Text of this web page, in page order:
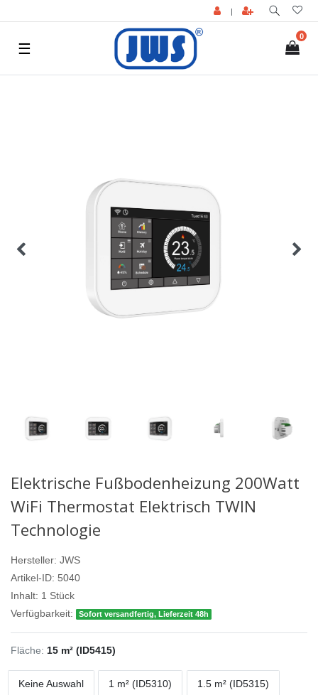
|
0
☰
Elektrische Fußbodenheizung 200Watt
WiFi Thermostat Elektrisch TWIN
Technologie
Hersteller: JWS
Artikel-ID: 5040
Inhalt: 1 Stück
Verfügbarkeit:
Sofort versandfertig, Lieferzeit 48h
Fläche: 15 m² (ID5415)
Keine Auswahl 1 m² (ID5310) 1.5 m² (ID5315)